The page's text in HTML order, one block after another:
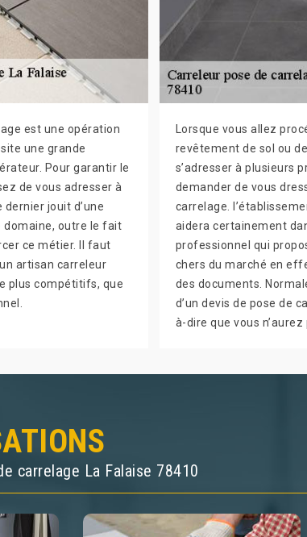
est une opération
une grande
Pour garantir le
de vous adresser à
jouit d’une
domaine, outre le fait
ce métier. Il faut
artisan carreleur
plus compétitifs, que
Lorsque vous allez
revêtement de sol ou
s’adresser à plusieurs
demander de vous
carrelage.
aidera certainement
professionnel qui
chers du marché en
des documents.
d’un devis de pose de
à-dire que vous
carrelage La Falaise 78410